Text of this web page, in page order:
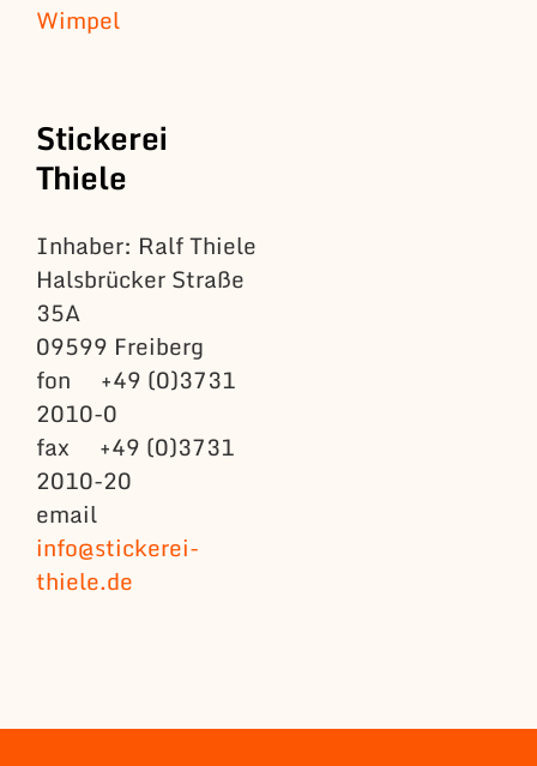
Wimpel
Stickerei
Thiele
Inhaber: Ralf Thiele
Halsbrücker Straße
35A
09599 Freiberg
fon +49 (0)3731
2010-0
fax +49 (0)3731
2010-20
email
info@stickerei-
thiele.de